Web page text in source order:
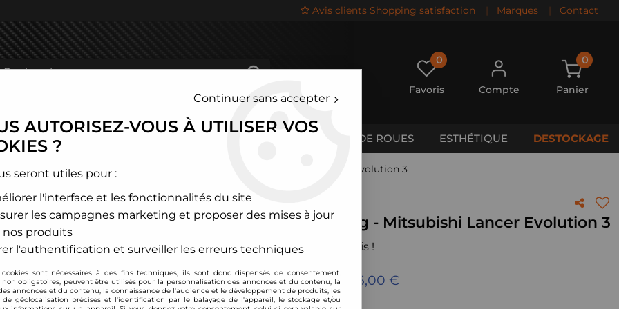
Avis clients Shopping satisfaction | Marques | Contact
0
Favoris Compte
0
Panier
CALES DE ROUES ESTHÉTIQUE DESTOCKAGE
>Mitsubishi >Lancer > Combinés filetés D2 Racing - Mitsubishi Lancer Evolution 3
D2 Racing
Combinés filetés D2 Racing - Mitsubishi Lancer Evolution 3
Soyez le premier à donner votre avis !
949,00 €TTC au lieu de 1116,00 €
Continuer sans accepter
AUTORISEZ-VOUS À UTILISER VOS
?
seront utiles pour :
l'interface et les fonctionnalités du site
les campagnes marketing et proposer des mises à jour
nos produits
l'authentification et surveiller les erreurs techniques
cookies sont nécessaires à des fins techniques, ils sont donc dispensés de consentement.
non obligatoires, peuvent être utilisés pour la personnalisation des annonces et du contenu, la
annonces et du contenu, la connaissance de l'audience et le développement de produits, les
de géolocalisation précises et l'identification par le balayage de l'appareil, le stockage et/ou